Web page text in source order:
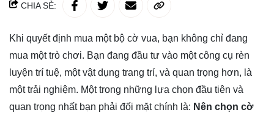
CHIA SẺ:
Khi quyết định mua một bộ cờ vua, bạn không chỉ đang
mua một trò chơi. Bạn đang đầu tư vào một công cụ rèn
luyện trí tuệ, một vật dụng trang trí, và quan trọng hơn, là
một trải nghiệm. Một trong những lựa chọn đầu tiên và
quan trọng nhất bạn phải đối mặt chính là: Nên chọn cờ